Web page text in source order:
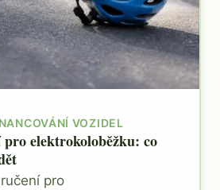
VOZIDEL
pro elektrokoloběžku: co
pro